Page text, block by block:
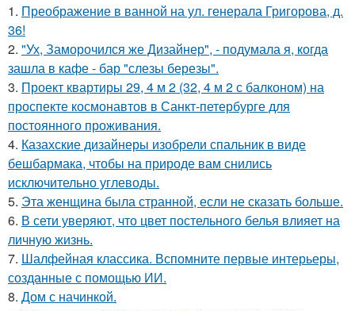
1. Преображение в ванной на ул. генерала Григорова, д.
36!
2. "Ух, Заморочился же Дизайнер", - подумала я, когда
зашла в кафе - бар "слезы березы".
3. Проект квартиры 29, 4 м 2 (32, 4 м 2 с балконом) на
проспекте космонавтов в Санкт-петербурге для
постоянного проживания.
4. Казахские дизайнеры изобрели спальник в виде
бешбармака, чтобы на природе вам снились
исключительно углеводы.
5. Эта женщина была странной, если не сказать больше.
6. В сети уверяют, что цвет постельного белья влияет на
личную жизнь.
7. Шалфейная классика. Вспомните первые интерьеры,
созданные с помощью ИИ.
8. Дом с начинкой.